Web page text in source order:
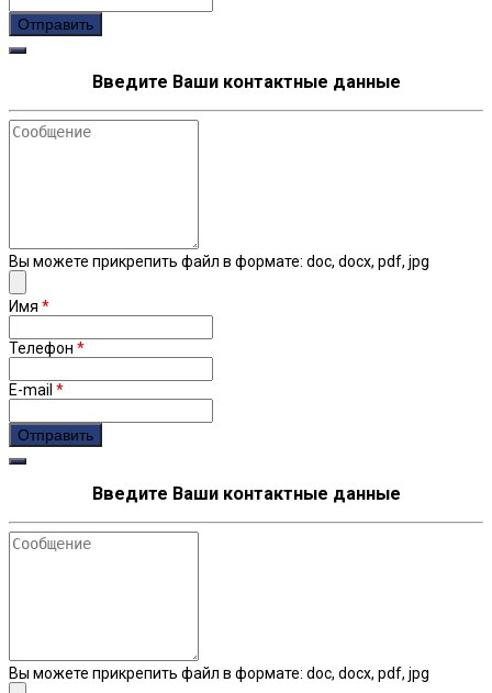
Введите Ваши контактные данные
Сообщение
Вы можете прикрепить файл в формате: doc, docx, pdf, jpg
Имя *
Телефон *
E-mail *
Введите Ваши контактные данные
Сообщение
Вы можете прикрепить файл в формате: doc, docx, pdf, jpg